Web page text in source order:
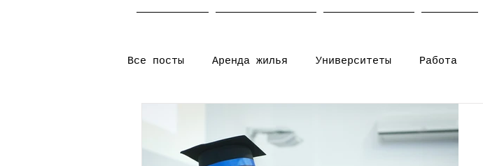
Все посты Аренда жилья Университеты Работа